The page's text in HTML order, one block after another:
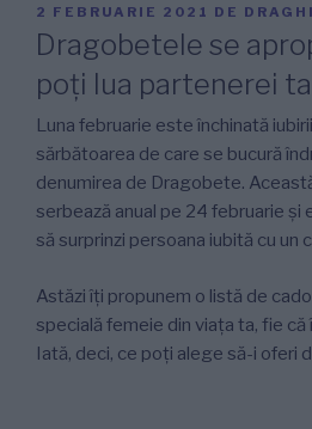
PUBLICAT
PE
2 FEBRUARIE 2021 DE
Dragobetele se
poți lua partenerei
Luna februarie este închinată
sărbătoarea de care se bucură
denumirea de Dragobete.
serbează anual pe 24 februarie și
să surprinzi persoana iubită cu un
Astăzi îți propunem o listă de
specială femeie din viața ta, fie
Iată, deci, ce poți alege să-i oferi